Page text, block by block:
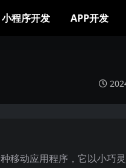
小程序开发 APP开发
移动应用程序，它以小巧